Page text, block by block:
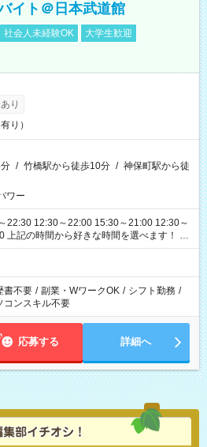
イト＠日本武道館
社会人未経験OK
大学生歓迎
り
り）
/ 竹橋駅から徒歩10分 / 神保町駅から徒
ワー
22:30 12:30～22:00 15:30～21:00 12:30～
※
能性があります
書不要 / 副業・WワークOK / シフト勤務 /
コンスキル不要
応募する 詳細へ